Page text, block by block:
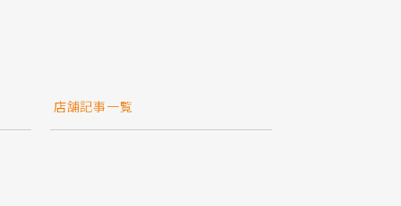
店舗記事一覧